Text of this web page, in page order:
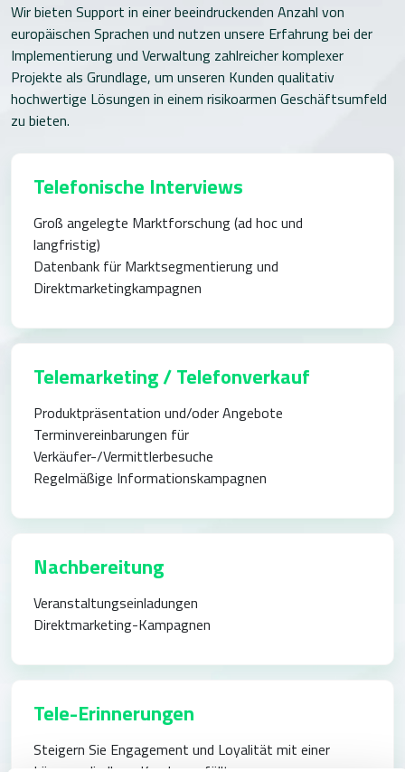
Wir bieten Support in einer beeindruckenden Anzahl von
europäischen Sprachen und nutzen unsere Erfahrung bei der
Implementierung und Verwaltung zahlreicher komplexer
Projekte als Grundlage, um unseren Kunden qualitativ
hochwertige Lösungen in einem risikoarmen Geschäftsumfeld
zu bieten.
Telefonische Interviews
Groß angelegte Marktforschung (ad hoc und
langfristig)
Datenbank für Marktsegmentierung und
Direktmarketingkampagnen
Telemarketing / Telefonverkauf
Produktpräsentation und/oder Angebote
Terminvereinbarungen für
Verkäufer-/Vermittlerbesuche
Regelmäßige Informationskampagnen
Nachbereitung
Veranstaltungseinladungen
Direktmarketing-Kampagnen
Tele-Erinnerungen
Steigern Sie Engagement und Loyalität mit einer